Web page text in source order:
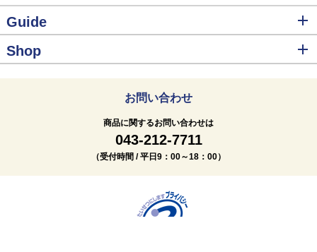
Guide
Shop
お問い合わせ
商品に関するお問い合わせは
043-212-7711
（受付時間 / 平日9：00～18：00）